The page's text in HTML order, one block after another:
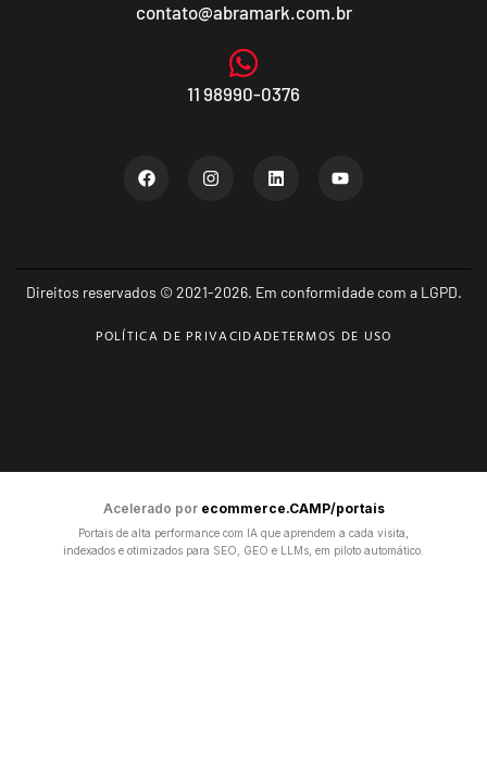
contato@abramark.com.br
11 98990-0376
Direitos reservados © 2021-2026. Em conformidade com a LGPD.
POLÍTICA DE PRIVACIDADETERMOS DE USO
Acelerado por ecommerce.CAMP/portais
Portais de alta performance com IA que aprendem a cada visita,
indexados e otimizados para SEO, GEO e LLMs, em piloto automático.